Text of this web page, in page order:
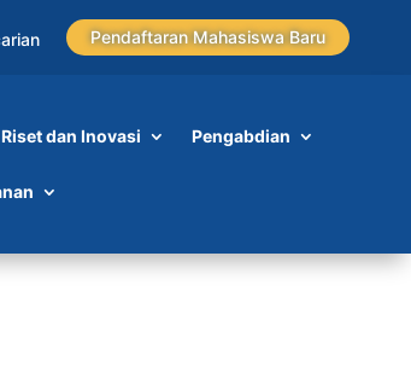
Pendaftaran Mahasiswa Baru
Riset dan Inovasi Pengabdian